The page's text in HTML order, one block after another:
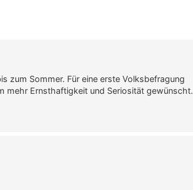
zum Sommer. Für eine erste Volksbefragung
mehr Ernsthaftigkeit und Seriosität gewünscht.